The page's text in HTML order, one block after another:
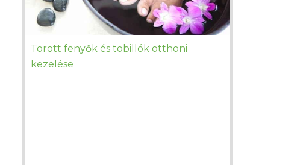
Törött fenyők és tobillók otthoni
kezelése